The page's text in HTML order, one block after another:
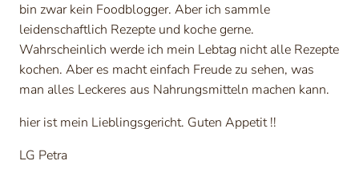
bin zwar kein Foodblogger. Aber ich sammle
leidenschaftlich Rezepte und koche gerne.
Wahrscheinlich werde ich mein Lebtag nicht alle Rezepte
kochen. Aber es macht einfach Freude zu sehen, was
man alles Leckeres aus Nahrungsmitteln machen kann.
hier ist mein Lieblingsgericht. Guten Appetit !!
LG Petra